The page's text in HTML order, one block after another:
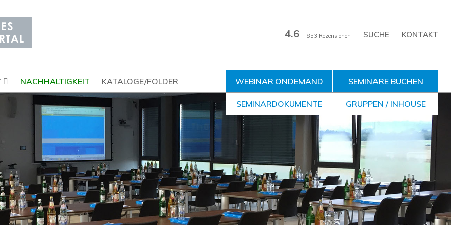
KONTAKT
4.6 853 Rezensionen
NACHHALTIGKEIT KATALOGE/FOLDER WEBINAR ONDEMAND
SEMINARDOKUMENTE
SEMINARE BUCHEN
GRUPPEN / INHOUSE